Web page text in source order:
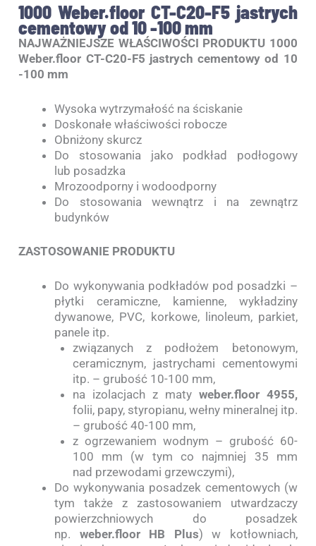
1000 Weber.floor CT-C20-F5 jastrych
cementowy od 10 -100 mm
NAJWAŻNIEJSZE WŁAŚCIWOŚCI PRODUKTU 1000
Weber.floor CT-C20-F5 jastrych cementowy od 10
-100 mm
Wysoka wytrzymałość na ściskanie
Doskonałe właściwości robocze
Obniżony skurcz
Do stosowania jako podkład podłogowy
lub posadzka
Mrozoodporny i wodoodporny
Do stosowania wewnątrz i na zewnątrz
budynków
ZASTOSOWANIE PRODUKTU
Do wykonywania podkładów pod posadzki –
płytki ceramiczne, kamienne, wykładziny
dywanowe, PVC, korkowe, linoleum, parkiet,
panele itp.
związanych z podłożem betonowym,
ceramicznym, jastrychami cementowymi
itp. – grubość 10-100 mm,
na izolacjach z maty weber.floor 4955,
folii, papy, styropianu, wełny mineralnej itp.
– grubość 40-100 mm,
z ogrzewaniem wodnym – grubość 60-
100 mm (w tym co najmniej 35 mm
nad przewodami grzewczymi),
Do wykonywania posadzek cementowych (w
tym także z zastosowaniem utwardzaczy
powierzchniowych do posadzek
np. weber.floor HB Plus) w kotłowniach,